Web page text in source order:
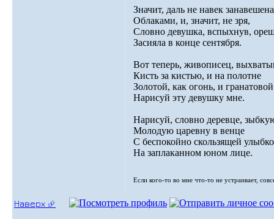
Значит, даль не навек занавешена
Облаками, и, значит, не зря,
Словно девушка, вспыхнув,
Засияла в конце сентября.
Вот теперь, живописец,
Кисть за кистью, и на полотне
Золотой, как огонь, и гранатовой
Нарисуй эту девушку мне.
Нарисуй, словно деревце,
Молодую царевну в венце
С беспокойно скользящей
На заплаканном юном лице.
Если кого-то во мне что-то не устраивает,
Наверх ⮵